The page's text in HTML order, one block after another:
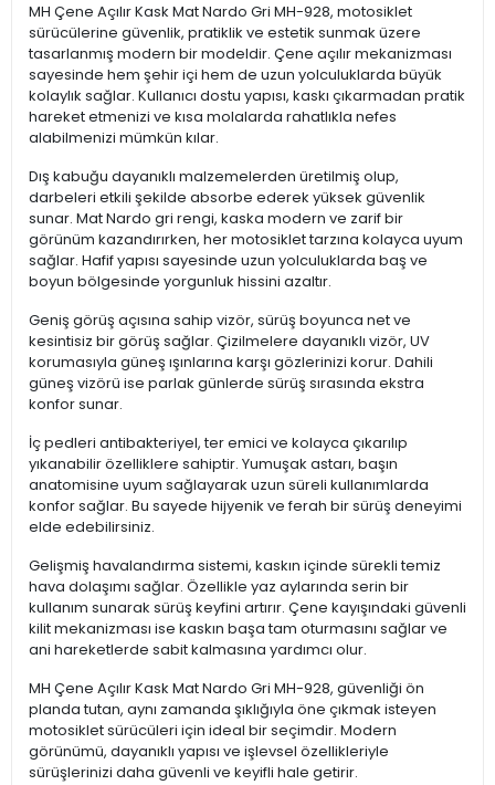
MH Çene Açılır Kask Mat Nardo Gri MH-928, motosiklet
sürücülerine güvenlik, pratiklik ve estetik sunmak üzere
tasarlanmış modern bir modeldir. Çene açılır mekanizması
sayesinde hem şehir içi hem de uzun yolculuklarda büyük
kolaylık sağlar. Kullanıcı dostu yapısı, kaskı çıkarmadan pratik
hareket etmenizi ve kısa molalarda rahatlıkla nefes
alabilmenizi mümkün kılar.
Dış kabuğu dayanıklı malzemelerden üretilmiş olup,
darbeleri etkili şekilde absorbe ederek yüksek güvenlik
sunar. Mat Nardo gri rengi, kaska modern ve zarif bir
görünüm kazandırırken, her motosiklet tarzına kolayca uyum
sağlar. Hafif yapısı sayesinde uzun yolculuklarda baş ve
boyun bölgesinde yorgunluk hissini azaltır.
Geniş görüş açısına sahip vizör, sürüş boyunca net ve
kesintisiz bir görüş sağlar. Çizilmelere dayanıklı vizör, UV
korumasıyla güneş ışınlarına karşı gözlerinizi korur. Dahili
güneş vizörü ise parlak günlerde sürüş sırasında ekstra
konfor sunar.
İç pedleri antibakteriyel, ter emici ve kolayca çıkarılıp
yıkanabilir özelliklere sahiptir. Yumuşak astarı, başın
anatomisine uyum sağlayarak uzun süreli kullanımlarda
konfor sağlar. Bu sayede hijyenik ve ferah bir sürüş deneyimi
elde edebilirsiniz.
Gelişmiş havalandırma sistemi, kaskın içinde sürekli temiz
hava dolaşımı sağlar. Özellikle yaz aylarında serin bir
kullanım sunarak sürüş keyfini artırır. Çene kayışındaki güvenli
kilit mekanizması ise kaskın başa tam oturmasını sağlar ve
ani hareketlerde sabit kalmasına yardımcı olur.
MH Çene Açılır Kask Mat Nardo Gri MH-928, güvenliği ön
planda tutan, aynı zamanda şıklığıyla öne çıkmak isteyen
motosiklet sürücüleri için ideal bir seçimdir. Modern
görünümü, dayanıklı yapısı ve işlevsel özellikleriyle
sürüşlerinizi daha güvenli ve keyifli hale getirir.